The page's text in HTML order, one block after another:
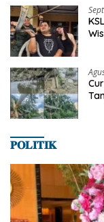
𝐏𝐎𝐋𝐈𝐓𝐈𝐊